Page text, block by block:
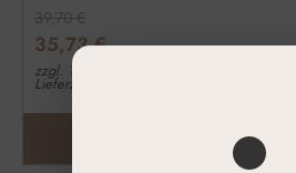
39,70€
35,73€
zzgl. 19% MwSt.
Lieferzeit: 1-3 Werktage
ZUM PRODUKT